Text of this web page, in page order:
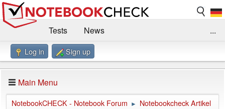
Tests
News
Benchmarks / Technik
Forum
Impressum
...
Log in Sign up
Main Menu
NotebookCHECK - Notebook Forum ► Notebookcheck Artikel